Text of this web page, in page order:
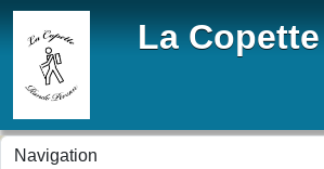
La Copette
Panneau de gestion des cookies